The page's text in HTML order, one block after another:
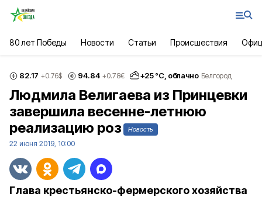
80 лет Победы Новости Статьи Происшествия
82.17 +0.76$ 94.84 +0.78€ +25°С, облачно Белгород
Людмила Велигаева из Принцевки
завершила весенне-летнюю
реализацию роз
Новость
22 июня 2019, 10:00
Глава крестьянско-фермерского хозяйства